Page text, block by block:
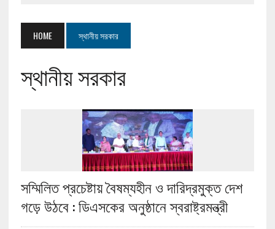
HOME স্থানীয় সরকার
স্থানীয় সরকার
সম্মিলিত প্রচেষ্টায় বৈষম্যহীন ও দারিদ্রমুক্ত দেশ
গড়ে উঠবে : ডিএসকের অনুষ্ঠানে স্বরাষ্ট্রমন্ত্রী